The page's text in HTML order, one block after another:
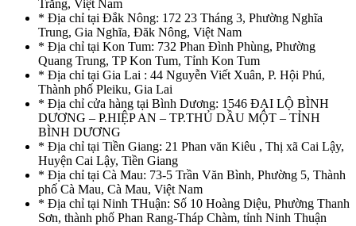
Trăng, Việt Nam
* Địa chỉ tại Đắk Nông: 172 23 Tháng 3, Phường Nghĩa
Trung, Gia Nghĩa, Đăk Nông, Việt Nam
* Địa chỉ tại Kon Tum: 732 Phan Đình Phùng, Phường
Quang Trung, TP Kon Tum, Tỉnh Kon Tum
* Địa chỉ tại Gia Lai : 44 Nguyễn Viết Xuân, P. Hội Phú,
Thành phố Pleiku, Gia Lai
* Địa chỉ cửa hàng tại Bình Dương: 1546 ĐẠI LỘ BÌNH
DƯƠNG – P.HIỆP AN – TP.THỦ DẦU MỘT – TỈNH
BÌNH DƯƠNG
* Địa chỉ tại Tiền Giang: 21 Phan văn Kiêu , Thị xã Cai Lậy,
Huyện Cai Lậy, Tiền Giang
* Địa chỉ tại Cà Mau: 73-5 Trần Văn Bình, Phường 5, Thành
phố Cà Mau, Cà Mau, Việt Nam
* Địa chỉ tại Ninh THuận: Số 10 Hoàng Diệu, Phường Thanh
Sơn, thành phố Phan Rang-Tháp Chàm, tỉnh Ninh Thuận